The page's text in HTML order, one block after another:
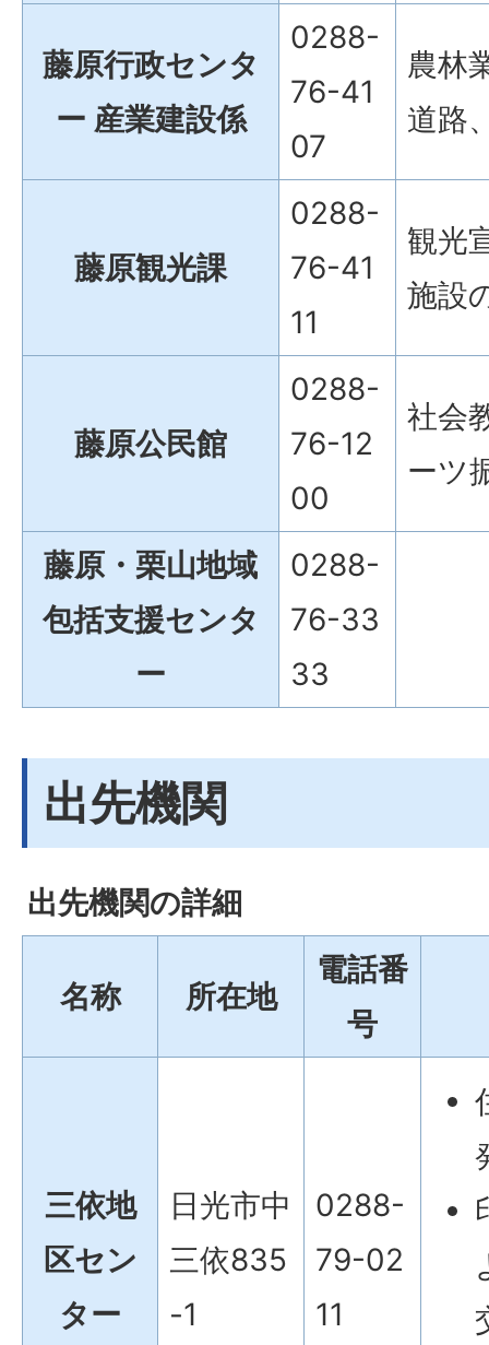
藤原行政センタ
ー 産業建設係
0288-
76-41
07
農林
道路
藤原観光課
0288-
76-41
11
観光
施設
藤原公民館
0288-
76-12
00
社会
ーツ
藤原・栗山地域
包括支援センタ
ー
0288-
76-33
33
出先機関
出先機関の詳細
名称 所在地
電話番
号
三依地
区セン
ター
日光市中
三依835
-1
0288-
79-02
11